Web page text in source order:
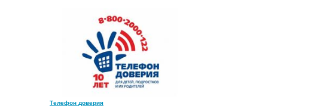
Телефон доверия